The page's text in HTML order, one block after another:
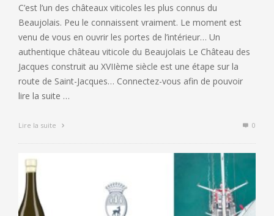
C’est l’un des châteaux viticoles les plus connus du
Beaujolais. Peu le connaissent vraiment. Le moment est
venu de vous en ouvrir les portes de l’intérieur… Un
authentique château viticole du Beaujolais Le Château des
Jacques construit au XVIIème siècle est une étape sur la
route de Saint-Jacques… Connectez-vous afin de pouvoir
lire la suite …
Lire la suite 0